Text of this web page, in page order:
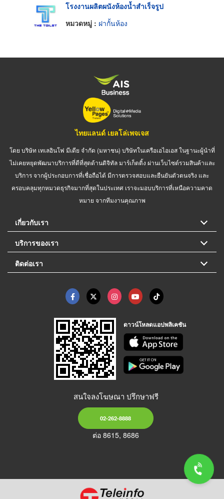
โรงงานผลิตผนังห้องน้ำสำเร็จรูป
หมวดหมู่ : ฝากั้นห้อง
ไทยแลนด์ เยลโล่เพจเจส
โดย บริษัท เทเลอินโฟ มีเดีย จำกัด (มหาชน) บริษัทในเครือเอไอเอส ในฐานะผู้นำที่
ไม่เคยหยุดพัฒนาบริการที่ดีที่สุดด้านดิจิทัล มาร์เก็ตติ้ง ผ่านเว็บไซต์รวมสินค้าและ
บริการ จากผู้ประกอบการที่เชื่อถือได้ มีการตรวจสอบและยืนยันตัวตนจริง และ
ครอบคลุมทุกหมวดธุรกิจมากที่สุดในประเทศ เราจะมอบบริการที่เหนือความคาด
หมาย จากทีมงานคุณภาพ
เกี่ยวกับเรา
บริการของเรา
ติดต่อเรา
ดาวน์โหลดแอปพลิเคชัน
สนใจลงโฆษณา ปรึกษาฟรี
02-262-8888
ต่อ 8615, 8686